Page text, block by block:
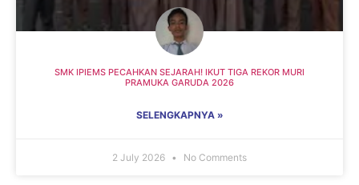
SMK IPIEMS PECAHKAN SEJARAH! IKUT TIGA REKOR MURI
PRAMUKA GARUDA 2026
SELENGKAPNYA »
2 July 2026 No Comments